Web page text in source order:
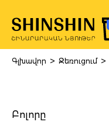
Գլխավոր > Ջեռուցում >
Բոլորը